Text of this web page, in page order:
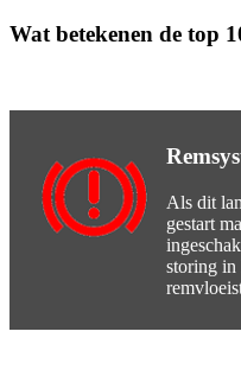
Wat betekenen de top
Als dit
gestart
storing in